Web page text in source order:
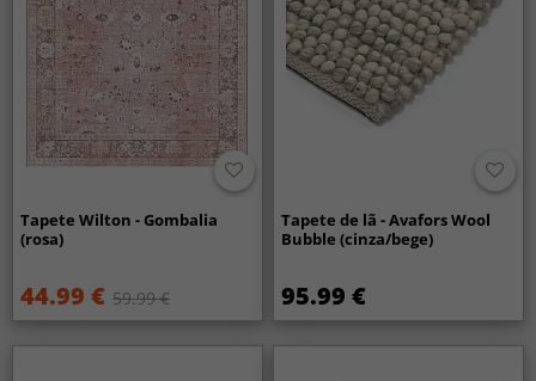
Tapete Wilton - Gombalia
(rosa)
44.99 € 59.99 €
Tapete de lã - Avafors Wool
Bubble (cinza/bege)
95.99 €